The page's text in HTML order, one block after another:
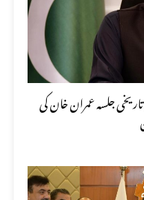
جلسہ عمران خان کی